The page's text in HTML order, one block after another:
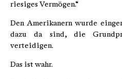
riesiges Vermögen.“
Den Amerikanern wurde
dazu da sind, die
verteidigen.
Das ist wahr.